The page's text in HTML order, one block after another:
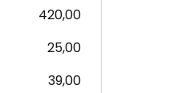
420,00
25,00
39,00